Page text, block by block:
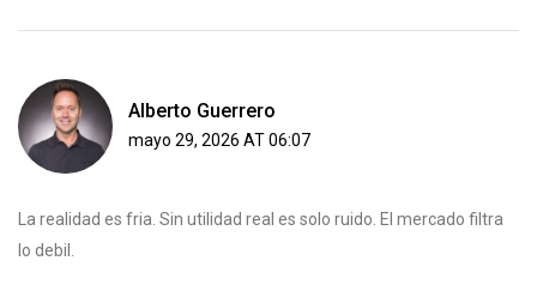
Alberto Guerrero
mayo 29, 2026 AT 06:07
La realidad es fria. Sin utilidad real es solo ruido. El mercado filtra
lo debil.